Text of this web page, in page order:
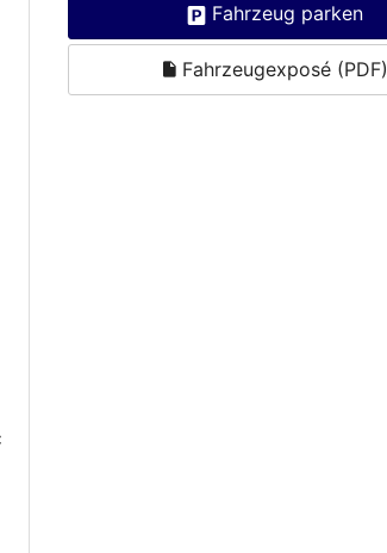
Fahrzeug parken
Fahrzeugexposé (PDF)
: